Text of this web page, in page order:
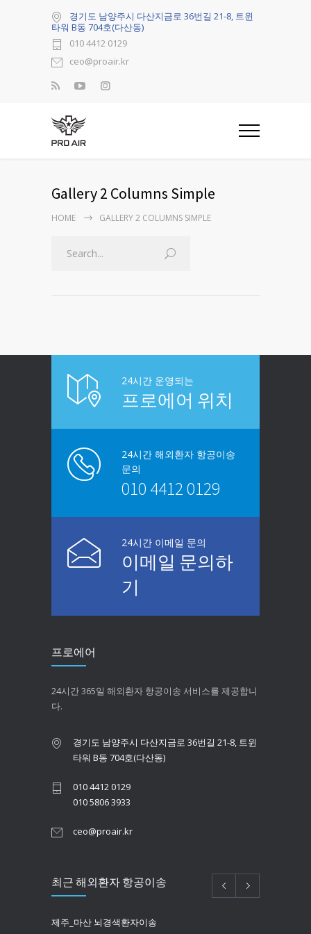
경기도 남양주시 다산지금로 36번길 21-8, 트윈
타워 B동 704호(다산동)
010 4412 0129
ceo@proair.kr
Gallery 2 Columns Simple
HOME GALLERY 2 COLUMNS SIMPLE
24시간 운영되는
프로에어 위치
24시간 해외환자 항공이송
문의
010 4412 0129
24시간 이메일 문의
이메일 문의하
기
프로에어
24시간 365일 해외환자 항공이송 서비스를 제공합니
다.
경기도 남양주시 다산지금로 36번길 21-8, 트윈
타워 B동 704호(다산동)
010 4412 0129
010 5806 3933
ceo@proair.kr
최근 해외환자 항공이송
제주_마산 뇌경색환자이송